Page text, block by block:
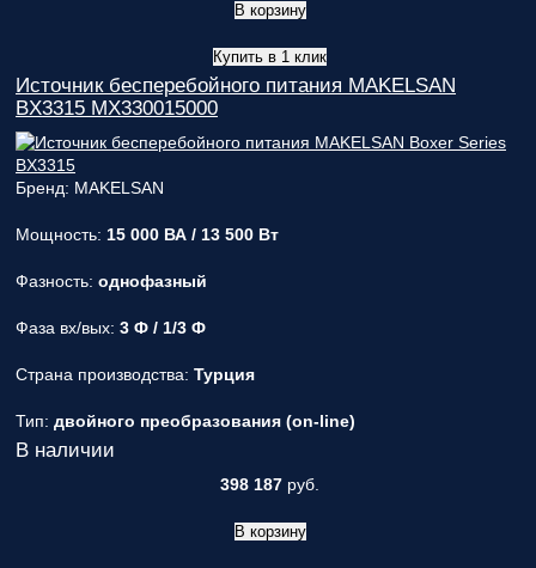
В корзину
Купить в 1 клик
Источник бесперебойного питания MAKELSAN
BX3315 MX330015000
Бренд: MAKELSAN
Мощность: 15 000 ВА / 13 500 Вт
Фазность: однофазный
Фаза вх/вых: 3 Ф / 1/3 Ф
Страна производства: Турция
Тип: двойного преобразования (on-line)
В наличии
398 187 руб.
В корзину